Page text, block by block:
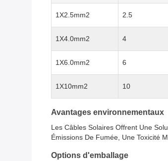
1X2.5mm2 2.5
1X4.0mm2 4
1X6.0mm2 6
1X10mm2 10
Avantages environnementaux
Les Câbles Solaires Offrent Une
Émissions De Fumée, Une Toxicité
Options d'emballage